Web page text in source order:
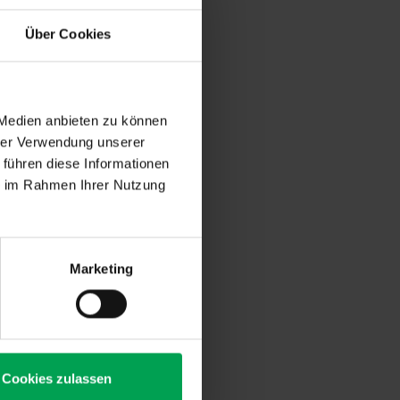
Über Cookies
anbieten zu können
Verwendung unserer
diese Informationen
Rahmen Ihrer Nutzung
Marketing
Cookies zulassen
sich.
ab und
und
den
– Ihr
im